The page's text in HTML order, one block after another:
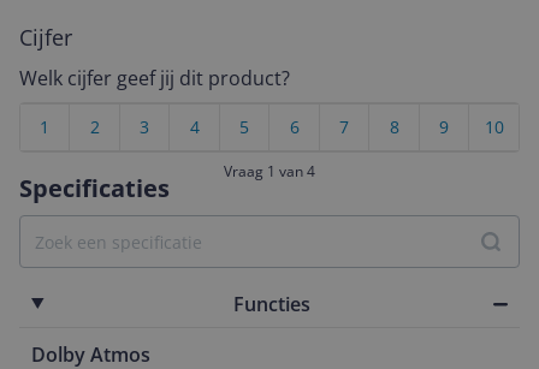
Specificaties
Functies
Dolby Atmos
Cijfer
Welk cijfer geef jij dit product?
10
9
8
7
6
5
4
3
2
1
Vraag 1 van 4